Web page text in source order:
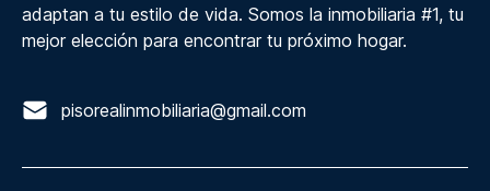
adaptan a tu estilo de vida. Somos la inmobiliaria #1, tu
mejor elección para encontrar tu próximo hogar.
pisorealinmobiliaria@gmail.com